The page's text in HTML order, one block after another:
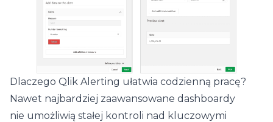
Dlaczego Qlik Alerting ułatwia codzienną pracę?
Nawet najbardziej zaawansowane dashboardy
nie umożliwią stałej kontroli nad kluczowymi